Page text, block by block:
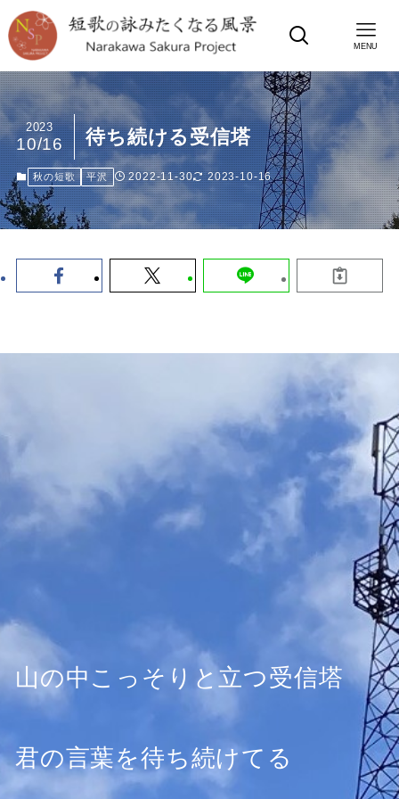
MENU
待ち続ける受信塔
2023
10/16
秋の短歌 平沢 2022-11-30 2023-10-16
山の中こっそりと立つ受信塔
君の言葉を待ち続けてる